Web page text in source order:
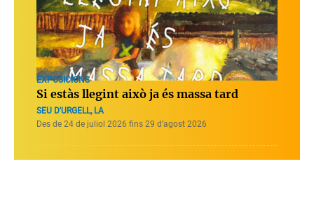
EXPOSICIONS
Si estàs llegint això ja és massa tard
SEU D'URGELL, LA
Des de 24 de juliol 2026 fins 29 d’agost 2026